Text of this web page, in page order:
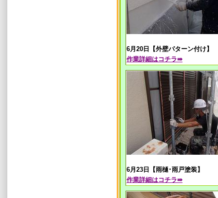
6月20日【外壁パターン付け】
作業詳細はコチラ⇛
6月23日【雨樋･雨戸塗装】
作業詳細はコチラ⇛